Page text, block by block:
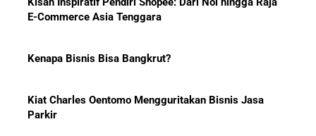
Menjadi Revolusi Baru Energi
Nasional dan Menekan Impor
Pelajaran Karier dari Lionel
E-Commerce Asia Tenggara
Parkir